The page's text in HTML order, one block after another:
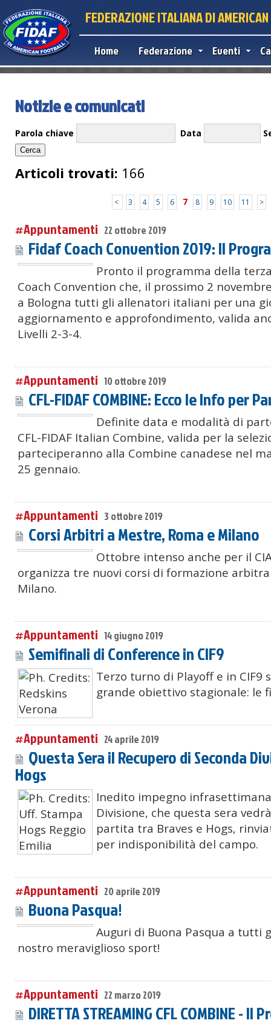
FEDERAZIONE ITALIANA DI
Home Federazione Eventi
Notizie e comunicati
Parola chiave Data
Articoli trovati: 166
< 3 4 5 6 7 8 9 10 11 >
#Appuntamenti 22 ottobre 2019
Fidaf Coach Convention 2019: Il
Pronto il programma della
Coach Convention che, il prossimo 2
a Bologna tutti gli allenatori italiani per una
aggiornamento e approfondimento, valida
Livelli 2-3-4.
#Appuntamenti 10 ottobre 2019
CFL-FIDAF COMBINE: Ecco le Info per
Definite data e modalità di
CFL-FIDAF Italian Combine, valida per la
parteciperanno alla Combine canadese nel
25 gennaio.
#Appuntamenti 3 ottobre 2019
Corsi Arbitri a Mestre, Roma e Milano
Ottobre intenso anche per il
organizza tre nuovi corsi di formazione
Milano.
#Appuntamenti 14 giugno 2019
Semifinali di Conference in CIF9
Terzo turno di Playoff e in CIF9
grande obiettivo stagionale: le
#Appuntamenti 24 aprile 2019
Questa Sera il Recupero di Seconda
Hogs
Inedito impegno
Divisione, che questa sera
partita tra Braves e Hogs,
per indisponibilità del campo.
#Appuntamenti 20 aprile 2019
Buona Pasqua!
Auguri di Buona Pasqua a tutti
nostro meraviglioso sport!
#Appuntamenti 22 marzo 2019
DIRETTA STREAMING CFL COMBINE - Il